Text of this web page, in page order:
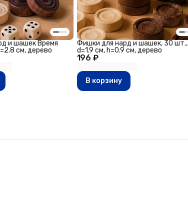
и шашек Время
см, дерево
196 ₽
Фишки для нард и шашек, 30 шт.,
d=1.9 см, h=0.9 см, дерево
В корзину